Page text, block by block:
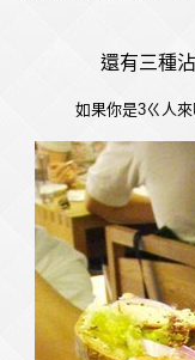
還有三種
如果你是3ㄍ人